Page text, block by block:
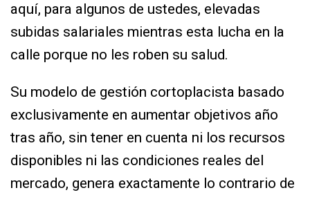
aquí, para algunos de ustedes, elevadas
subidas salariales mientras esta lucha en la
calle porque no les roben su salud.
Su modelo de gestión cortoplacista basado
exclusivamente en aumentar objetivos año
tras año, sin tener en cuenta ni los recursos
disponibles ni las condiciones reales del
mercado, genera exactamente lo contrario de